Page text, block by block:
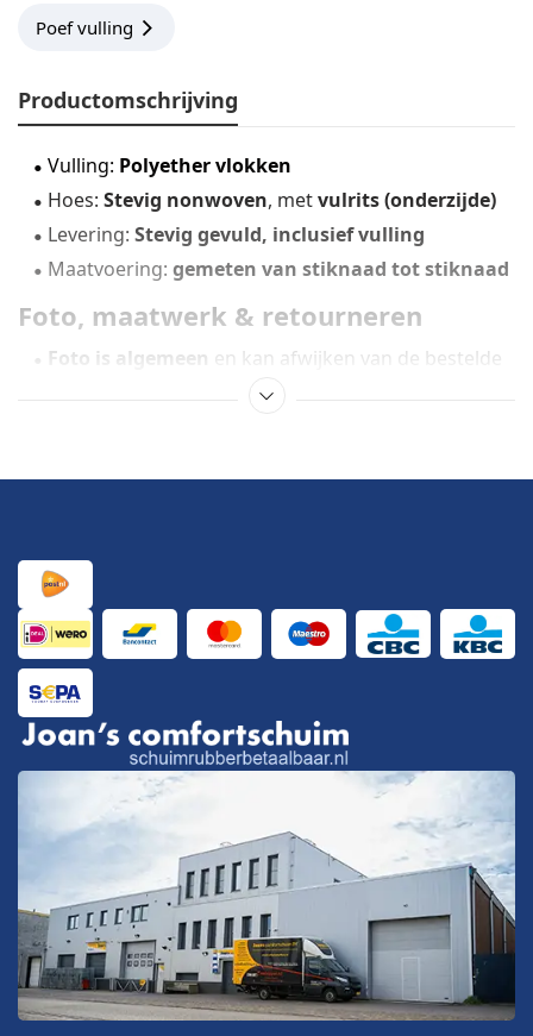
Poef vulling
Productomschrijving
Vulling: Polyether vlokken
Hoes: Stevig nonwoven, metvulrits (onderzijde)
Levering: Stevig gevuld, inclusief vulling
Maatvoering: gemeten van stiknaad tot stiknaad
Foto, maatwerk & retourneren
Foto is algemeen en kan afwijken van de bestelde
Staat uw maat er niet bijWij maken hem voor u.
Verkrijgbaarheid
Online te bestellen enook af te halen in onze winkel
en showroom in IJmuiden